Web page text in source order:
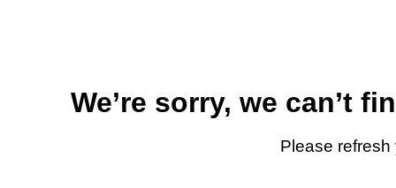
We’re sorry, we can’t
Please refresh